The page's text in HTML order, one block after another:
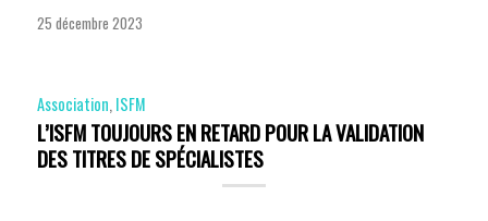
25 décembre 2023
Association, ISFM
L’ISFM TOUJOURS EN RETARD POUR LA VALIDATION
DES TITRES DE SPÉCIALISTES